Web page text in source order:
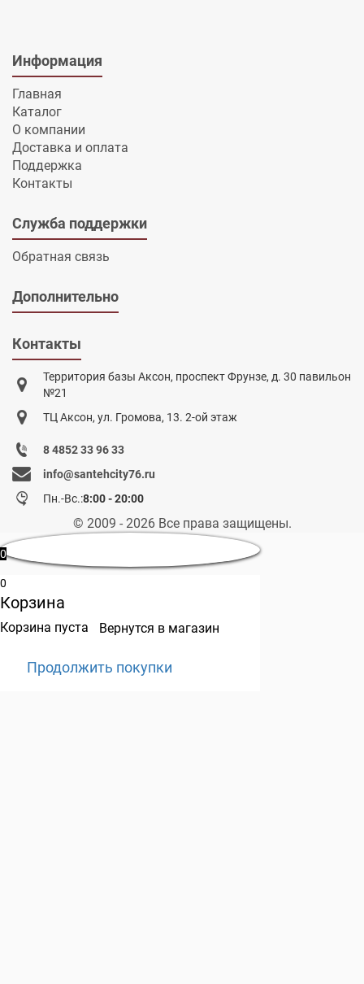
Информация
Главная
Каталог
О компании
Доставка и оплата
Поддержка
Контакты
Служба поддержки
Обратная связь
Дополнительно
Контакты
Территория базы Аксон, проспект Фрунзе, д. 30 павильон
№21
ТЦ Аксон, ул. Громова, 13. 2-ой этаж
8 4852 33 96 33
info@santehcity76.ru
Пн.-Вс.:8:00 - 20:00
© 2009 - 2026 Все права защищены.
0
0
Корзина
Корзина пуста Вернутся в магазин
Продолжить покупки